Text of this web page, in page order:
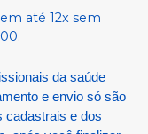
até 12x sem
da saúde
e envio só são
cadastrais e dos